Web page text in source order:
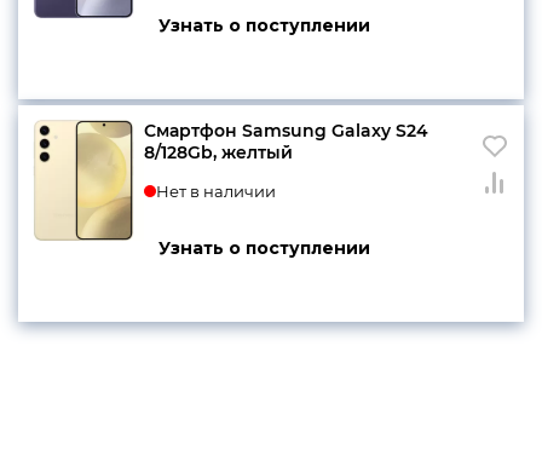
Узнать о поступлении
Смартфон Samsung Galaxy S24
8/128Gb, желтый
Нет в наличии
Узнать о поступлении